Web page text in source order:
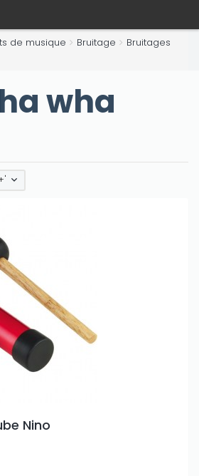
de musique Bruitage
Bruitages
wha
Nino